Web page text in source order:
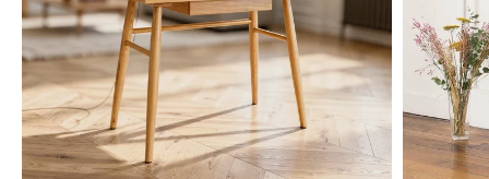
de plumes et de fibres.
poids colis
1 kg